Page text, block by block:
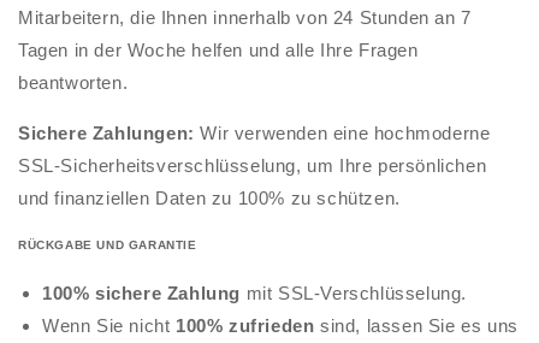
Mitarbeitern, die Ihnen innerhalb von 24 Stunden an 7
Tagen in der Woche helfen und alle Ihre Fragen
beantworten.
Sichere Zahlungen: Wir verwenden eine hochmoderne
SSL-Sicherheitsverschlüsselung, um Ihre persönlichen
und finanziellen Daten zu 100% zu schützen.
RÜCKGABE UND GARANTIE
100% sichere Zahlung mit SSL-Verschlüsselung.
Wenn Sie nicht 100% zufrieden sind, lassen Sie es uns